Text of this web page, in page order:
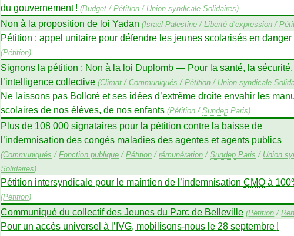
du gouvernement ! (Budget /Pétition / Union syndicale Solidaires)
Non à la proposition de loi Yadan (Israël-Palestine /Liberté d’expression /
Pétition : appel unitaire pour défendre les jeunes scolarisés en danger
(Pétition)
Signons la pétition : Non à la loi Duplomb — Pour la santé, la sécurité,
l’intelligence collective (Climat /Communiqués /Pétition / Union syndicale
Ne laissons pas Bolloré et ses idées d’extrême droite envahir les
scolaires de nos élèves, de nos enfants (Pétition /Sundep Paris)
Plus de 108 000 signataires pour la pétition contre la baisse de
l’indemnisation des congés maladies des agentes et agents publics
(Communiqués /Fonction publique /Pétition /rémunération /Sundep Paris / Union
Solidaires)
Pétition intersyndicale pour le maintien de l’indemnisationCMO à
(Pétition)
Communiqué du collectif des Jeunes du Parc de Belleville (Pétition /
Pour un accès universel à l’IVG, mobilisons-nous le 28 septembre !